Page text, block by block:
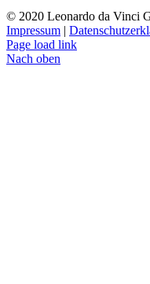
© 2020 Leonardo da Vinci
Impressum |
Page load link
Nach oben